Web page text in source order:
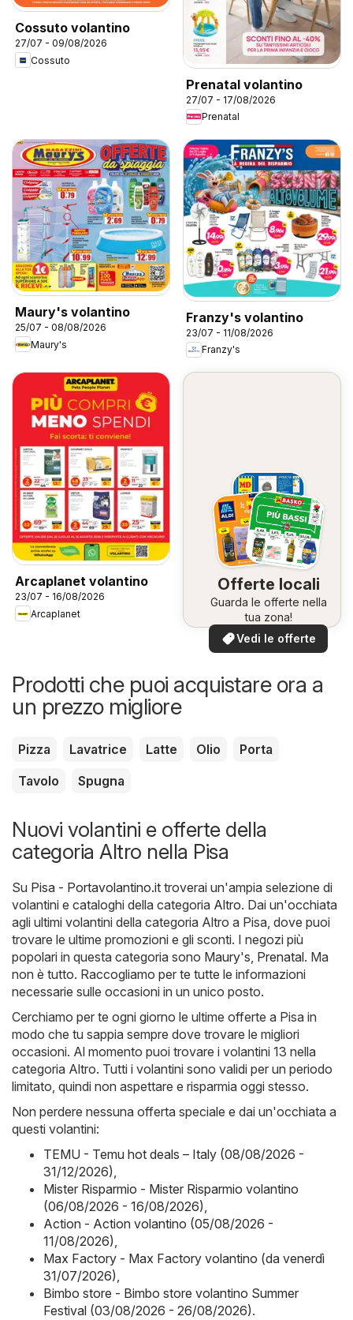
Cossuto volantino
27/07 - 09/08/2026
Cossuto
Prenatal volantino
27/07 - 17/08/2026
Prenatal
Maury's volantino
25/07 - 08/08/2026
Maury's
Franzy's volantino
23/07 - 11/08/2026
Franzy's
Arcaplanet volantino
23/07 - 16/08/2026
Arcaplanet
Offerte locali
Guarda le offerte nella
tua zona!
Vedi le offerte
Prodotti che puoi acquistare ora a
un prezzo migliore
Pizza Lavatrice Latte Olio
Porta
Tavolo
Spugna
Nuovi volantini e offerte della
categoria Altro nella Pisa
Su Pisa - Portavolantino.it troverai un'ampia selezione di
volantini e cataloghi della categoria Altro. Dai un'occhiata
agli ultimi volantini della categoria Altro a Pisa, dove puoi
trovare le ultime promozioni e gli sconti. I negozi più
popolari in questa categoria sono Maury's, Prenatal. Ma
non è tutto. Raccogliamo per te tutte le informazioni
necessarie sulle occasioni in un unico posto.
Cerchiamo per te ogni giorno le ultime offerte a Pisa in
modo che tu sappia sempre dove trovare le migliori
occasioni. Al momento puoi trovare i volantini 13 nella
categoria Altro. Tutti i volantini sono validi per un periodo
limitato, quindi non aspettare e risparmia oggi stesso.
Non perdere nessuna offerta speciale e dai un'occhiata a
questi volantini:
TEMU - Temu hot deals – Italy (08/08/2026 -
31/12/2026),
Mister Risparmio - Mister Risparmio volantino
(06/08/2026 - 16/08/2026),
Action - Action volantino (05/08/2026 -
11/08/2026),
Max Factory - Max Factory volantino (da venerdì
31/07/2026),
Bimbo store - Bimbo store volantino Summer
Festival (03/08/2026 - 26/08/2026).